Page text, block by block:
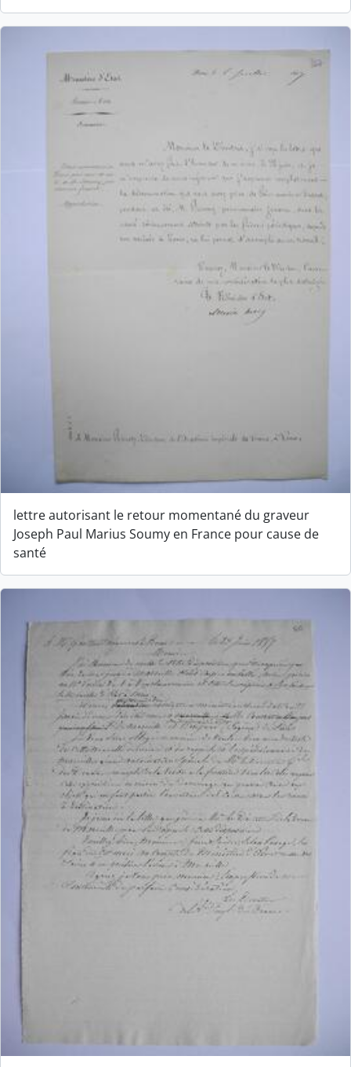
lettre autorisant le retour momentané du graveur
Joseph Paul Marius Soumy en France pour cause de
santé